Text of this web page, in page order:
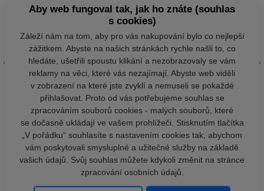
Aby web fungoval tak, jak ho znáte (souhlas
s cookies)
Záleží nám na tom, aby pro vás nakupování bylo co nejlepší
zážitkem. Abyste na našich stránkách rychle našli to, co
hledáte, ušetřili spoustu klikání a nezobrazovaly se vám
reklamy na věci, které vás nezajímají. Abyste web viděli
v zobrazení na které jste zvyklí a nemuseli se pokaždé
přihlašovat. Proto od vás potřebujeme souhlas se
zpracováním souborů cookies - malých souborů, které
se dočasně ukládají ve vašem prohlížeči. Stisknutím tlačítka
„V pořádku“ souhlasíte s nastavením cookies tak, abychom
vám poskytovali smysluplné a užitečné služby na základě
vašich údajů. Svůj souhlas můžete kdykoli změnit na stránce
zpracování osobních údajů.